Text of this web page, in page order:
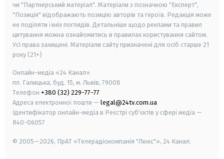
чи "Партнерський матеріал". Матеріали з позначкою "Експерт",
"Позиція" відображають позицію авторів та героїв. Редакція може
не поділяти їхніх поглядів. Детальніше щодо реклами та правил
цитування можна ознайомитись в правилах користування сайтом.
Усі права захищені. Матеріали сайту призначені для осіб старше 21
року (21+)
Онлайн-медіа «24 Канал»
пл. Галицька, буд. 15, м. Львів, 79008
Телефон +380 (32) 229-77-77
Адреса електронної пошти — legal@24tv.com.ua
Ідентифікатор онлайн-медіа в Реєстрі суб'єктів у сфері медіа —
R40-06057
© 2005—2026, ПрАТ «Телерадіокомпанія "Люкс"», 24 Канал.